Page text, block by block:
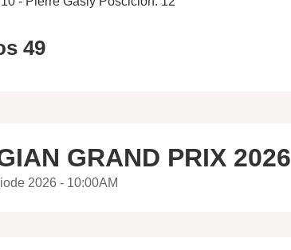
49
GRAND PRIX 2026
2026 - 10:00AM